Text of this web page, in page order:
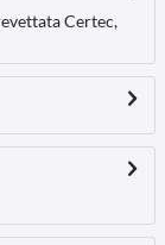
Certec,